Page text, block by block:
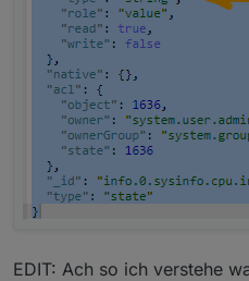
EDIT: Ach so ich verstehe